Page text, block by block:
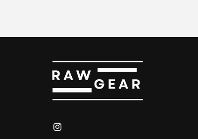
Instagram